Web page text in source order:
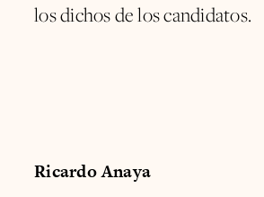
los dichos de los candidatos.
Ricardo Anaya